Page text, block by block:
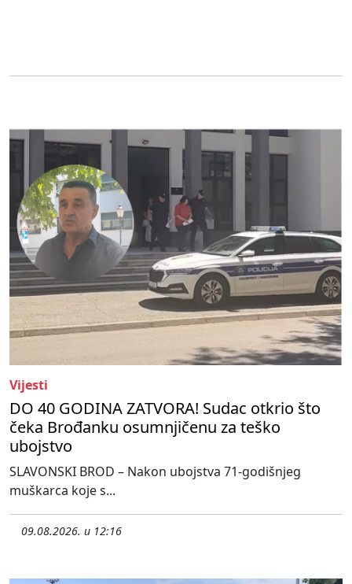
Vijesti
DO 40 GODINA ZATVORA! Sudac otkrio što
čeka Brođanku osumnjičenu za teško
ubojstvo
SLAVONSKI BROD – Nakon ubojstva 71-godišnjeg
muškarca koje s...
09.08.2026. u 12:16